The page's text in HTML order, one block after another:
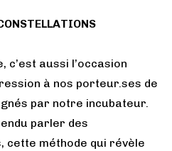
c’est aussi l’occasion
à nos porteur.ses de
par notre incubateur.
parler des
cette méthode qui révèle